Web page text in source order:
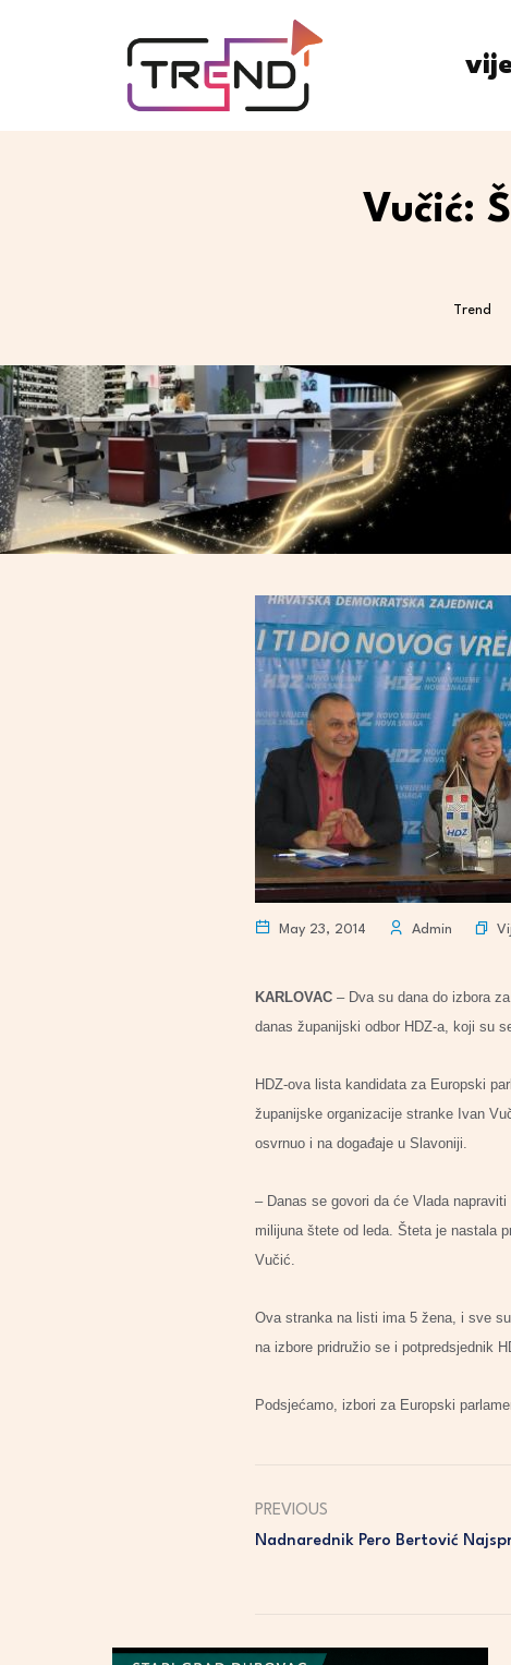
Vučić:
Trend
May 23, 2014 Admin
KARLOVAC – Dva su dana do izbora
danas županijski odbor HDZ-a, koji su
HDZ-ova lista kandidata za Europski
županijske organizacije stranke Ivan
osvrnuo i na događaje u Slavoniji.
– Danas se govori da će Vlada
milijuna štete od leda. Šteta je nastala
Vučić.
Ova stranka na listi ima 5 žena, i sve
na izbore pridružio se i potpredsjednik
Podsjećamo, izbori za Europski
PREVIOUS
Nadnarednik Pero Bertović